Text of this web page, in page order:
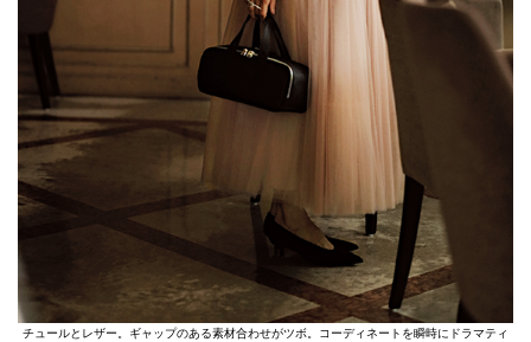
チュールとレザー。ギャップのある素材合わせがツボ。コーディネートを瞬時にドラマティ